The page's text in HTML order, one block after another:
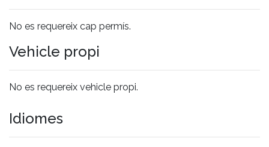
No es requereix cap permís.
Vehicle propi
No es requereix vehicle propi.
Idiomes